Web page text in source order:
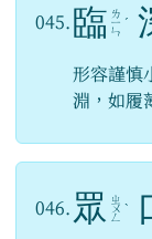
045. 臨 ㄌ
ㄧ
ㄣ
ˊ
形容謹慎
淵，如履
046. 眾 ㄓ
ㄨ
ㄥ
ˋ